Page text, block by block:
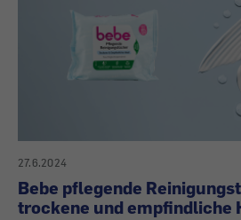
27.6.2024
Bebe pflegende
trockene und empfindliche